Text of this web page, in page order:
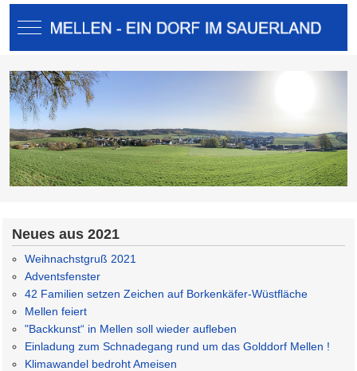
Mobile Menu Toggle
Neues aus 2021
Weihnachstgruß 2021
Adventsfenster
42 Familien setzen Zeichen auf Borkenkäfer-Wüstfläche
Mellen feiert
"Backkunst“ in Mellen soll wieder aufleben
Einladung zum Schnadegang rund um das Golddorf Mellen !
Klimawandel bedroht Ameisen